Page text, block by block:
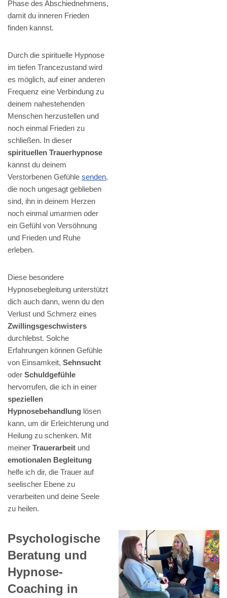
Phase des Abschiednehmens,
damit du inneren Frieden
finden kannst.
Durch die spirituelle Hypnose
im tiefen Trancezustand wird
es möglich, auf einer anderen
Frequenz eine Verbindung zu
deinem nahestehenden
Menschen herzustellen und
noch einmal Frieden zu
schließen. In dieser
spirituellen Trauerhypnose
kannst du deinem
Verstorbenen Gefühle senden,
die noch ungesagt geblieben
sind, ihn in deinem Herzen
noch einmal umarmen oder
ein Gefühl von Versöhnung
und Frieden und Ruhe
erleben.
Diese besondere
Hypnosebegleitung unterstützt
dich auch dann, wenn du den
Verlust und Schmerz eines
Zwillingsgeschwisters
durchlebst. Solche
Erfahrungen können Gefühle
von Einsamkeit, Sehnsucht
oder Schuldgefühle
hervorrufen, die ich in einer
speziellen
Hypnosebehandlung lösen
kann, um dir Erleichterung und
Heilung zu schenken. Mit
meiner Trauerarbeit und
emotionalen Begleitung
helfe ich dir, die Trauer auf
seelischer Ebene zu
verarbeiten und deine Seele
zu heilen.
Psychologische
Beratung und
Hypnose-
Coaching in